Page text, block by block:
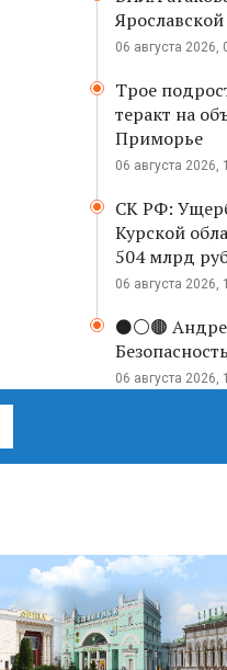
06 августа 2026,
Трое
теракт на
Приморье
06 августа 2026,
СК РФ:
Курской
504 млрд
06 августа 2026,
⚫️⚪️🟤
06 августа 2026,